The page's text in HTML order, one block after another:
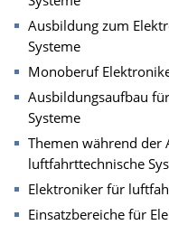
Ausbildung zum
Systeme
Monoberuf
Ausbildungsaufbau
Systeme
Themen während der
luftfahrttechnische
Elektroniker für
Einsatzbereiche für